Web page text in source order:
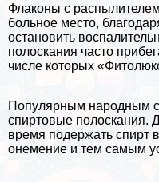
Флаконы с
больное место,
остановить
полоскания часто
числе которых
Популярным народным
спиртовые полоскания.
время подержать спирт
онемение и тем самым